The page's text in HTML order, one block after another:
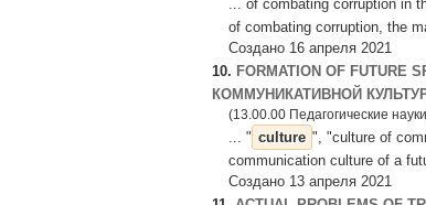
... of combating corruption in
of combating corruption, the
Создано 16 апреля 2021
10. FORMATION OF FUTURE
КОММУНИКАТИВНОЙ
(13.00.00 Педагогические
... " culture ", "culture of
communication culture of a
Создано 13 апреля 2021